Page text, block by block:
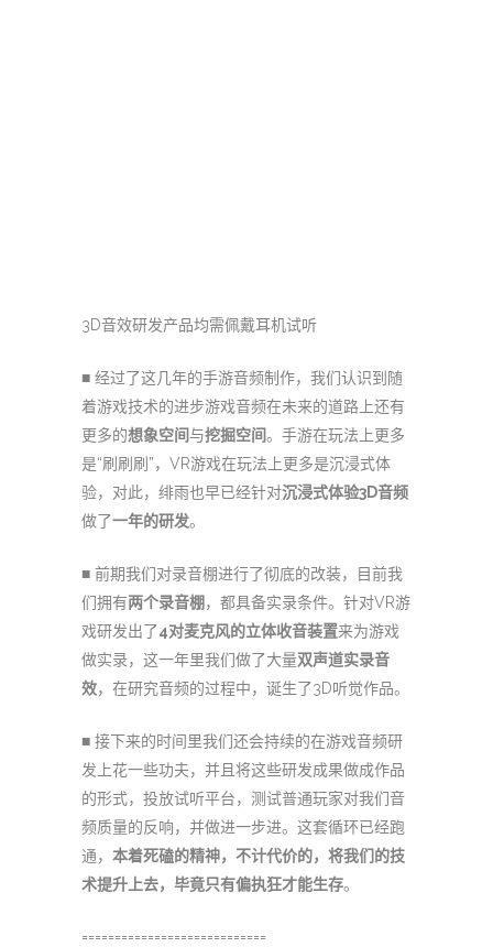
3D音效研发产品均需佩戴耳机试听
■ 经过了这几年的手游音频制作，我们认识到随
着游戏技术的进步游戏音频在未来的道路上还有
更多的想象空间与挖掘空间。手游在玩法上更多
是“刷刷刷”，VR游戏在玩法上更多是沉浸式体
验，对此，绯雨也早已经针对沉浸式体验3D音频
做了一年的研发。
■ 前期我们对录音棚进行了彻底的改装，目前我
们拥有两个录音棚 ，都具备实录条件。针对VR游
戏研发出了4对麦克风的立体收音装置来为游戏
做实录，这一年里我们做了大量双声道实录音
效，在研究音频的过程中，诞生了3D听觉作品。
■ 接下来的时间里我们还会持续的在游戏音频研
发上花一些功夫，并且将这些研发成果做成作品
的形式，投放试听平台，测试普通玩家对我们音
频质量的反响，并做进一步进。这套循环已经跑
通， 本着死磕的精神，不计代价的，将我们的技
术提升上去，毕竟只有偏执狂才能生存。
============================